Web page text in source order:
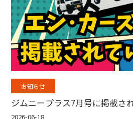
お知らせ
ジムニープラス7月号に掲載さ
2026-06-18